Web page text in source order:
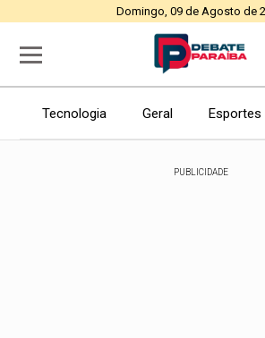
Domingo, 09 de Agosto de
Tecnologia Geral Esportes
PUBLICIDADE